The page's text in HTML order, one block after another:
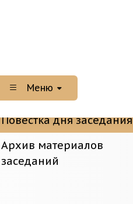
Меню
Повестка дня заседания
Архив материалов
заседаний